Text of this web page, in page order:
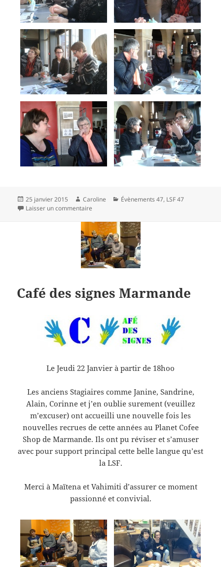
Publié
le
25 janvier 2015 Auteur
Caroline Catégories
Évènements 47, LSF 47
Laisser un commentaire
Café des signes Marmande
Le Jeudi 22 Janvier à partir de 18hoo
Les anciens Stagiaires comme Janine, Sandrine,
Alain, Corinne et j’en oublie surement (veuillez
m’excuser) ont accueilli une nouvelle fois les
nouvelles recrues de cette années au Planet Cofee
Shop de Marmande. Ils ont pu réviser et s’amuser
avec pour support principal cette belle langue qu’est
la LSF.
Merci à Maïtena et Vahimiti d’assurer ce moment
passionné et convivial.